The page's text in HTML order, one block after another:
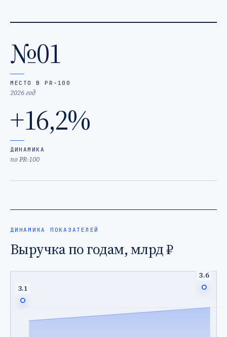
№01
МЕСТО В PR-100
2026 год
+16,2%
ДИНАМИКА
по PR-100
ДИНАМИКА ПОКАЗАТЕЛЕЙ
Выручка по годам, млрд ₽
3.1
3.6